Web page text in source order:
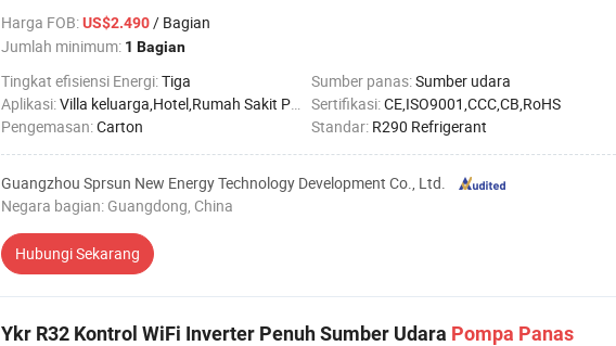
Harga FOB:US$2.490/ Bagian
Jumlah minimum: 1 Bagian
Tingkat efisiensi Energi:Tiga Sumber panas:Sumber udara
Aplikasi:Villa keluarga,Hotel,Rumah Sakit Pabrik,Apartemen untuk Pelajar,Salon Kecantikan Sertifikasi:CE,ISO9001,CCC,CB,RoHS
Pengemasan:Carton Standar: R290 Refrigerant
Guangzhou Sprsun New Energy Technology Development Co., Ltd.
Negara bagian: Guangdong, China
Hubungi Sekarang
Ykr R32 Kontrol WiFi Inverter Penuh Sumber Udara Pompa Panas